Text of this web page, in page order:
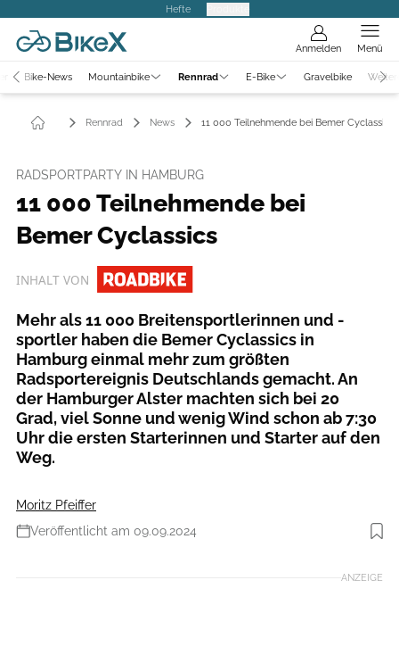
Hefte
Anmelden Menü
Bike-News Mountainbike Rennrad E-Bike Gravelbike
Rennrad News 11 000 Teilnehmende bei Bemer Cyclassics
RADSPORTPARTY IN HAMBURG
11 000 Teilnehmende bei
Bemer Cyclassics
INHALT VON
Mehr als 11 000 Breitensportlerinnen und -
sportler haben die Bemer Cyclassics in
Hamburg einmal mehr zum größten
Radsportereignis Deutschlands gemacht. An
der Hamburger Alster machten sich bei 20
Grad, viel Sonne und wenig Wind schon ab 7:30
Uhr die ersten Starterinnen und Starter auf den
Weg.
Moritz Pfeiffer
Veröffentlicht am 09.09.2024
Foto: Henning Angerer
ANZEIGE